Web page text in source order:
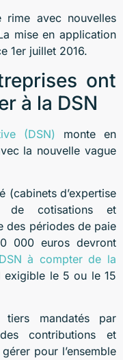
rime avec nouvelles
mise en application
1er juillet 2016.
ont
à la DSN
(DSN) monte en
la nouvelle vague
(cabinets d’expertise
de cotisations et
des périodes de paie
000 euros devront
DSN à compter de la
exigible le 5 ou le 15
tiers mandatés par
contributions et
pour l’ensemble